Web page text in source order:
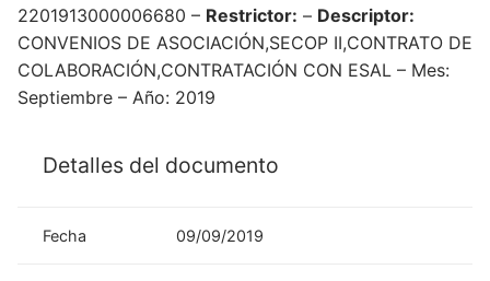
2201913000006680 – Restrictor: – Descriptor:
CONVENIOS DE ASOCIACIÓN,SECOP II,CONTRATO DE
COLABORACIÓN,CONTRATACIÓN CON ESAL – Mes:
Septiembre – Año: 2019
Detalles del documento
Fecha 09/09/2019